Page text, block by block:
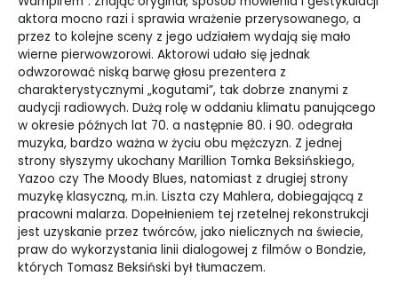
aktora mocno razi i sprawia wrażenie przerysowanego, a
przez to kolejne sceny z jego udziałem wydają się mało
wierne pierwowzorowi. Aktorowi udało się jednak
odwzorować niską barwę głosu prezentera z
charakterystycznymi „kogutami”, tak dobrze znanymi z
audycji radiowych. Dużą rolę w oddaniu klimatu panującego
w okresie późnych lat 70. a następnie 80. i 90. odegrała
muzyka, bardzo ważna w życiu obu mężczyzn. Z jednej
strony słyszymy ukochany Marillion Tomka Beksińskiego,
Yazoo czy The Moody Blues, natomiast z drugiej strony
muzykę klasyczną, m.in. Liszta czy Mahlera, dobiegającą z
pracowni malarza. Dopełnieniem tej rzetelnej rekonstrukcji
jest uzyskanie przez twórców, jako nielicznych na świecie,
praw do wykorzystania linii dialogowej z filmów o Bondzie,
których Tomasz Beksiński był tłumaczem.